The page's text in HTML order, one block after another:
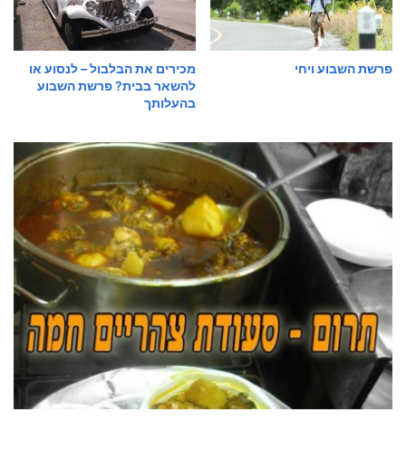
פרשת השבוע ויחי
מכירים את הבלבול – לנסוע או
להשאר בבית? פרשת השבוע
בהעלותך